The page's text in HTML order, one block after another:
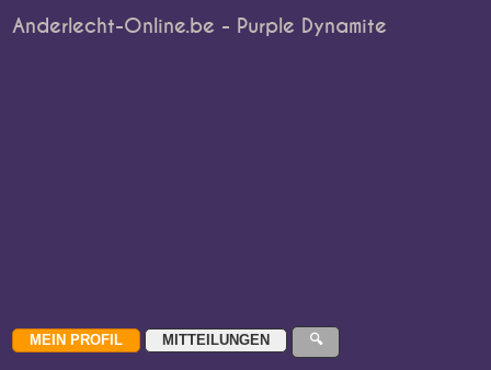
Anderlecht-Online.be - Purple Dynamite